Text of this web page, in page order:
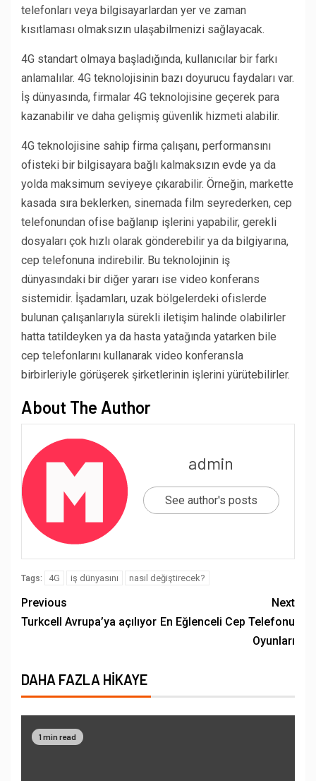
telefonları veya bilgisayarlardan yer ve zaman
kısıtlaması olmaksızın ulaşabilmenizi sağlayacak.
4G standart olmaya başladığında, kullanıcılar bir farkı
anlamalılar. 4G teknolojisinin bazı doyurucu faydaları var.
İş dünyasında, firmalar 4G teknolojisine geçerek para
kazanabilir ve daha gelişmiş güvenlik hizmeti alabilir.
4G teknolojisine sahip firma çalışanı, performansını
ofisteki bir bilgisayara bağlı kalmaksızın evde ya da
yolda maksimum seviyeye çıkarabilir. Örneğin, markette
kasada sıra beklerken, sinemada film seyrederken, cep
telefonundan ofise bağlanıp işlerini yapabilir, gerekli
dosyaları çok hızlı olarak gönderebilir ya da bilgiyarına,
cep telefonuna indirebilir. Bu teknolojinin iş
dünyasındaki bir diğer yararı ise video konferans
sistemidir. İşadamları, uzak bölgelerdeki ofislerde
bulunan çalışanlarıyla sürekli iletişim halinde olabilirler
hatta tatildeyken ya da hasta yatağında yatarken bile
cep telefonlarını kullanarak video konferansla
birbirleriyle görüşerek şirketlerinin işlerini yürütebilirler.
About The Author
admin
See author's posts
Tags: 4G iş dünyasını nasıl değiştirecek?
Previous
Turkcell Avrupa’ya açılıyor
Next
En Eğlenceli Cep Telefonu
Oyunları
DAHA FAZLA HIKAYE
1 min read